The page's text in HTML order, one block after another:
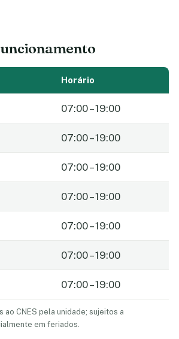
Horário
07:00 – 19:00
07:00 – 19:00
07:00 – 19:00
07:00 – 19:00
07:00 – 19:00
07:00 – 19:00
07:00 – 19:00
ao CNES pela unidade; sujeitos a
em feriados.